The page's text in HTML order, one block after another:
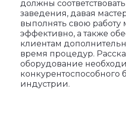
должны
заведения, давая
выполнять свою работу
эффективно, а также
клиентам
время процедур.
оборудование
конкурентоспособного
индустрии.